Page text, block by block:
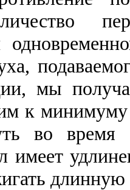
мы
к
во время
имеет
длинную